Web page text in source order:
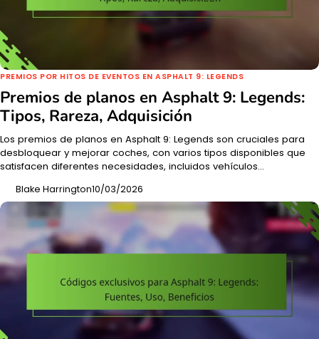
PREMIOS POR HITOS DE EVENTOS EN ASPHALT 9: LEGENDS
Premios de planos en Asphalt 9: Legends:
Tipos, Rareza, Adquisición
Los premios de planos en Asphalt 9: Legends son cruciales para
desbloquear y mejorar coches, con varios tipos disponibles que
satisfacen diferentes necesidades, incluidos vehículos…
Blake Harrington10/03/2026